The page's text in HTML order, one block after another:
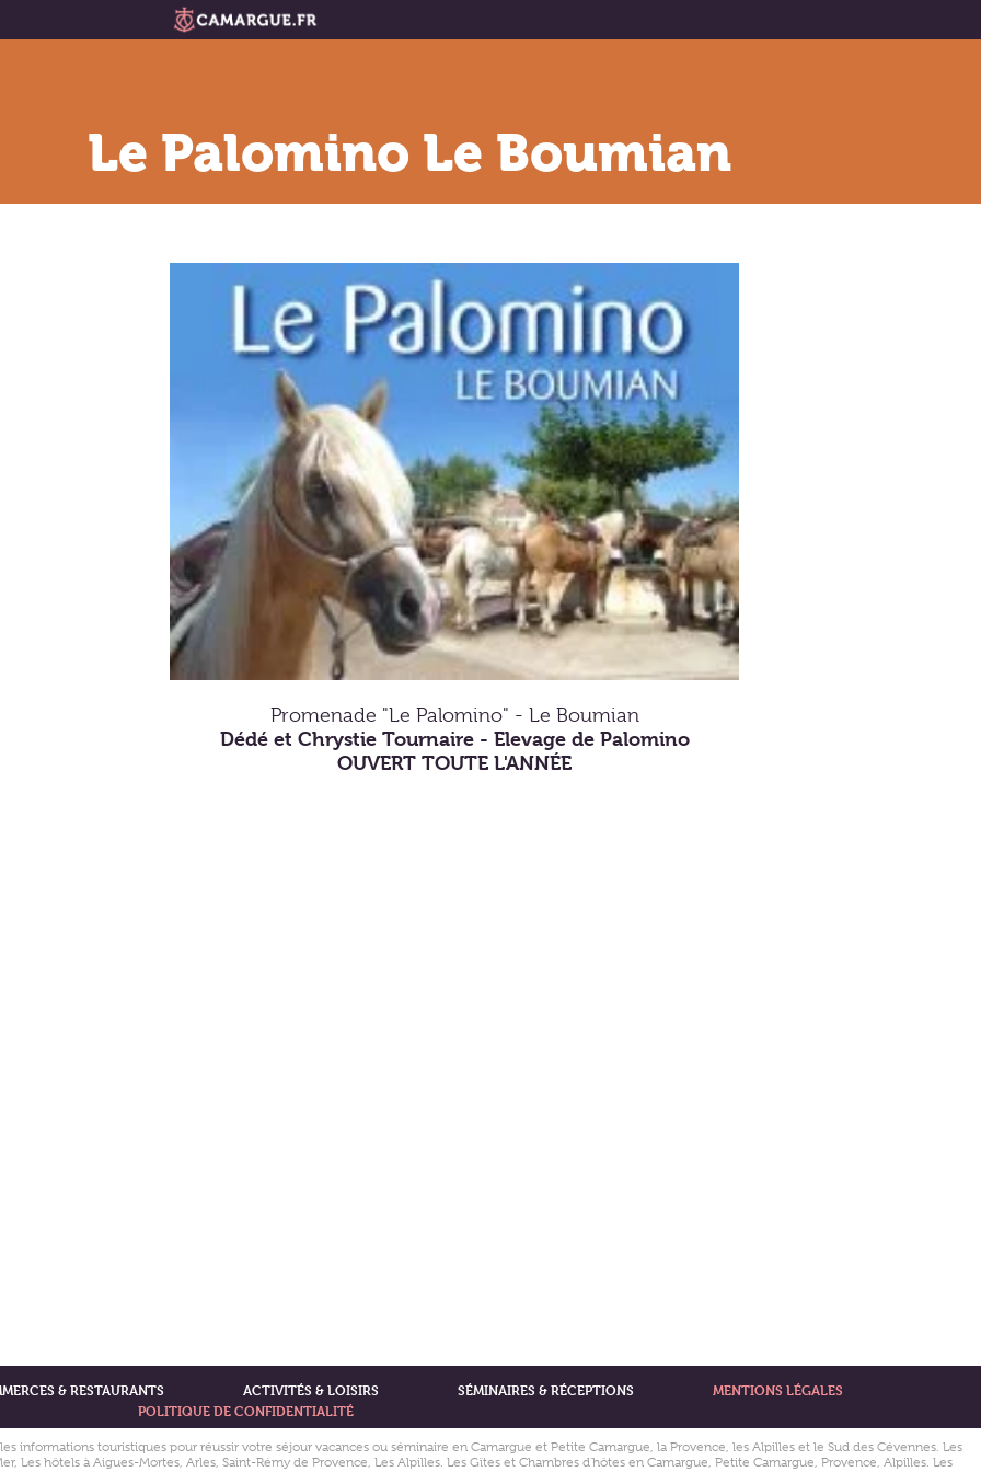
Le Palomino Le Boumian
Promenade "Le Palomino" - Le Boumian
Dédé et Chrystie Tournaire - Elevage de Palomino
OUVERT TOUTE L'ANNÉE
& RESTAURANTS ACTIVITÉS & LOISIRS SÉMINAIRES & RÉCEPTIONS
MENTIONS LÉGALES
POLITIQUE DE CONFIDENTIALITÉ
informations touristiques pour réussir votre séjour vacances ou séminaire en Camargue et Petite Camargue, la Provence, les Alpilles et le Sud des Cévennes. Les
Les hôtels à Aigues-Mortes, Arles, Saint-Rémy de Provence, Les Alpilles. Les Gîtes et Chambres d'hôtes en Camargue, Petite Camargue, Provence, Alpilles. Les